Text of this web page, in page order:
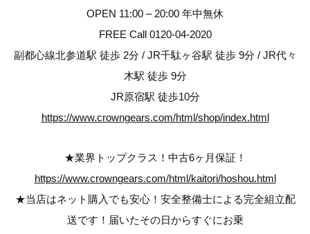
OPEN 11:00 – 20:00 年中無休
FREE Call 0120-04-2020
副都心線北参道駅 徒歩 2分 / JR千駄ヶ谷駅 徒歩 9分 / JR代々
木駅 徒歩 9分
JR原宿駅 徒歩10分
https://www.crowngears.com/html/shop/index.html
★業界トップクラス！中古6ヶ月保証！
https://www.crowngears.com/html/kaitori/hoshou.html
★当店はネット購入でも安心！安全整備士による完全組立配
送です！届いたその日からすぐにお乗